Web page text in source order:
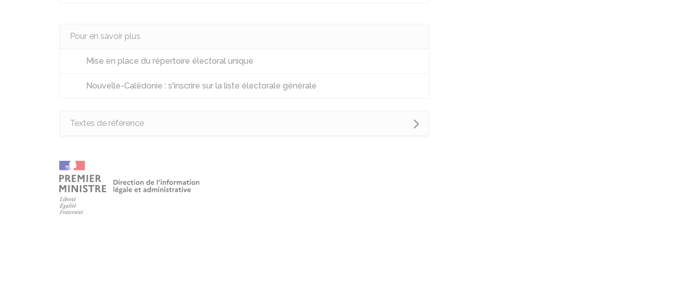
Pour en savoir plus
Mise en place du répertoire électoral unique
Nouvelle-Calédonie : s'inscrire sur la liste électorale générale
Textes de référence